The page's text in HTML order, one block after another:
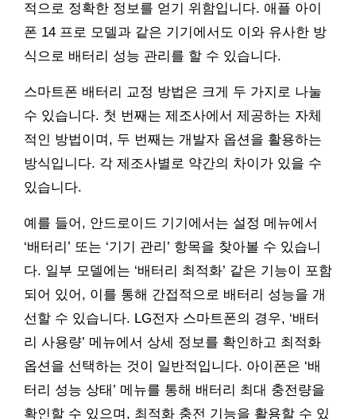
적으로 정확한 정보를 얻기 위함입니다. 애플 아이
폰 14 프로 모델과 같은 기기에서도 이와 유사한 방
식으로 배터리 성능 관리를 할 수 있습니다.
스마트폰 배터리 교정 방법은 크게 두 가지로 나눌
수 있습니다. 첫 번째는 제조사에서 제공하는 자체
적인 방법이며, 두 번째는 개발자 옵션을 활용하는
방식입니다. 각 제조사별로 약간의 차이가 있을 수
있습니다.
예를 들어, 안드로이드 기기에서는 설정 메뉴에서
‘배터리’ 또는 ‘기기 관리’ 항목을 찾아볼 수 있습니
다. 일부 모델에는 ‘배터리 최적화’ 같은 기능이 포함
되어 있어, 이를 통해 간접적으로 배터리 성능을 개
선할 수 있습니다. LG전자 스마트폰의 경우, ‘배터
리 사용량’ 메뉴에서 상세 정보를 확인하고 최적화
옵션을 선택하는 것이 일반적입니다. 아이폰은 ‘배
터리 성능 상태’ 메뉴를 통해 배터리 최대 충전량을
확인할 수 있으며, 최적화 충전 기능을 활용할 수 있